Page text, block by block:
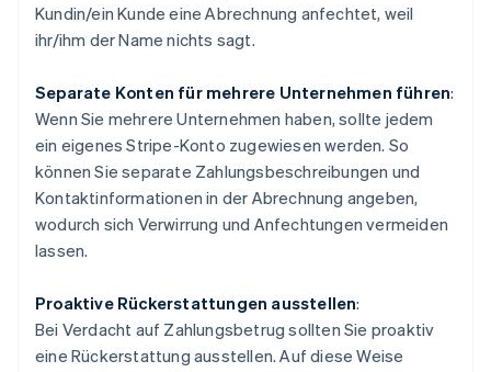
Kundin/ein Kunde eine Abrechnung anfechtet, weil
ihr/ihm der Name nichts sagt.
Separate Konten für mehrere Unternehmen führen:
Wenn Sie mehrere Unternehmen haben, sollte jedem
ein eigenes Stripe-Konto zugewiesen werden. So
können Sie separate Zahlungsbeschreibungen und
Kontaktinformationen in der Abrechnung angeben,
wodurch sich Verwirrung und Anfechtungen vermeiden
lassen.
Proaktive Rückerstattungen ausstellen:
Bei Verdacht auf Zahlungsbetrug sollten Sie proaktiv
eine Rückerstattung ausstellen. Auf diese Weise